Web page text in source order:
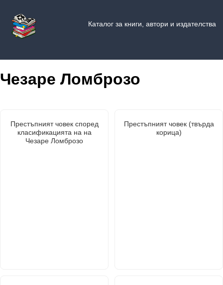
Каталог за книги, автори и издателства
Чезаре Ломброзо
Престъпният човек според
класификацията на на
Чезаре Ломброзо
Престъпният човек (твърда
корица)